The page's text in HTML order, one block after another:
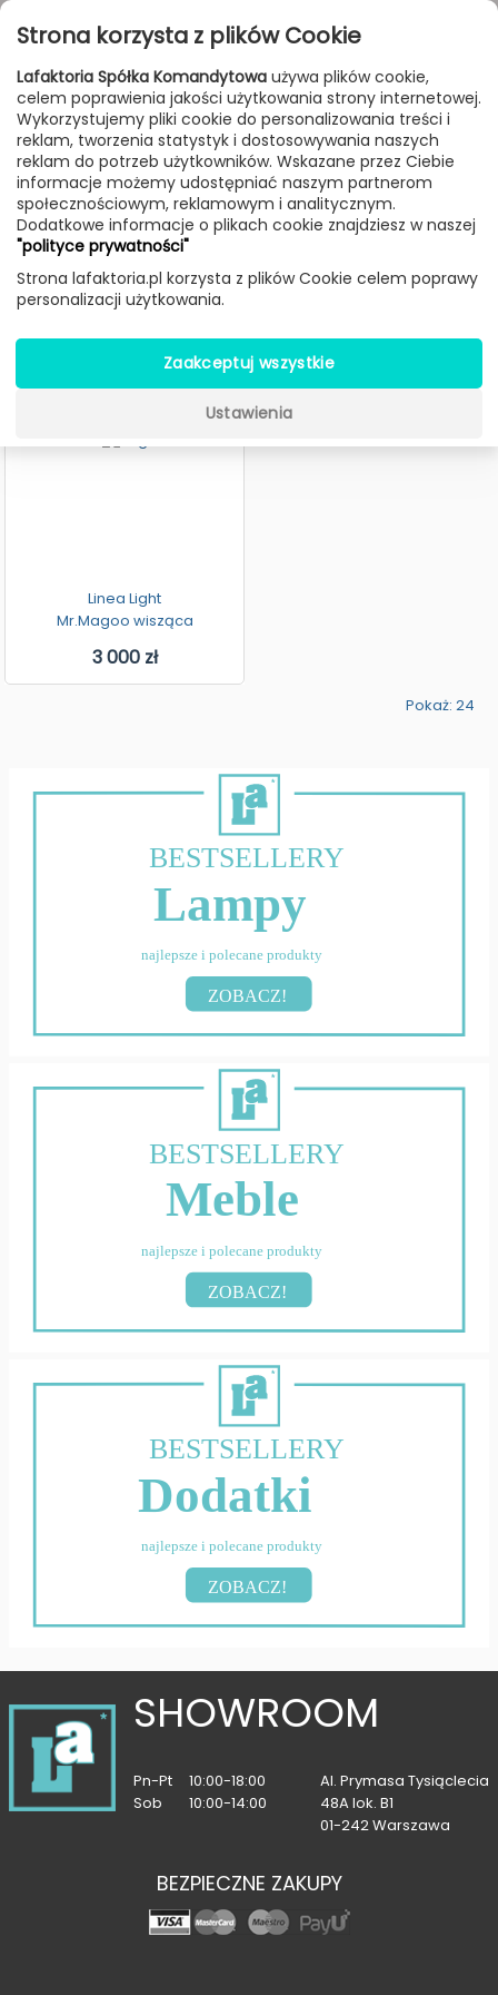
Przejdź do treści
FILTROWANIE & SORTOWANIE
Lampy Producenci Linea Light
Lampy Linea Light
Linea Light
Mr.Magoo wisząca
3 000 zł
Pokaż: 24
BESTSELLERY
Lampy
najlepsze i polecane produkty
ZOBACZ!
BESTSELLERY
Meble
najlepsze i polecane produkty
ZOBACZ!
BESTSELLERY
Dodatki
najlepsze i polecane produkty
ZOBACZ!
SHOWROOM
Pn-Pt
10:00-18:00
Sob
10:00-14:00
Al. Prymasa Tysiąclecia
48A lok. B1
01-242 Warszawa
BEZPIECZNE ZAKUPY
Strona korzysta z plików Cookie
Lafaktoria Spółka Komandytowa używa plików cookie,
celem poprawienia jakości użytkowania strony internetowej.
Wykorzystujemy pliki cookie do personalizowania treści i
reklam, tworzenia statystyk i dostosowywania naszych
reklam do potrzeb użytkowników. Wskazane przez Ciebie
informacje możemy udostępniać naszym partnerom
społecznościowym, reklamowym i analitycznym.
Dodatkowe informacje o plikach cookie znajdziesz w naszej
"polityce prywatności"
Strona lafaktoria.pl korzysta z plików Cookie celem poprawy
personalizacji użytkowania.
Zaakceptuj wszystkie
Ustawienia